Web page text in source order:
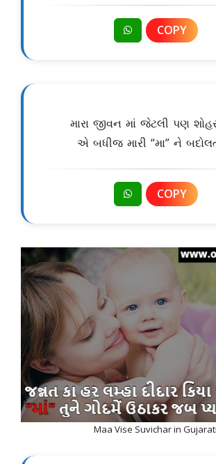
COPY
મારા જીવન માં જેટલી પણ
એ બધીજ મારી “મા” ને
COPY
Maa Vise Suvichar in Gujarati